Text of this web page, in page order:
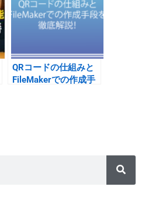
QRコードの仕組みと
FileMakerでの作成手